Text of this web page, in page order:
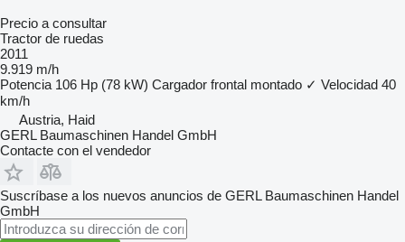
Precio a consultar
Tractor de ruedas
2011
9.919 m/h
Potencia 106 Hp (78 kW) Cargador frontal montado ✓ Velocidad 40
km/h
Austria, Haid
GERL Baumaschinen Handel GmbH
Contacte con el vendedor
Suscríbase a los nuevos anuncios de GERL Baumaschinen Handel
GmbH